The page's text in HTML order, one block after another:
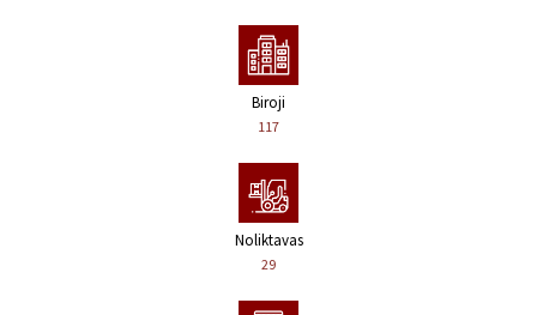
Biroji
117
Noliktavas
29